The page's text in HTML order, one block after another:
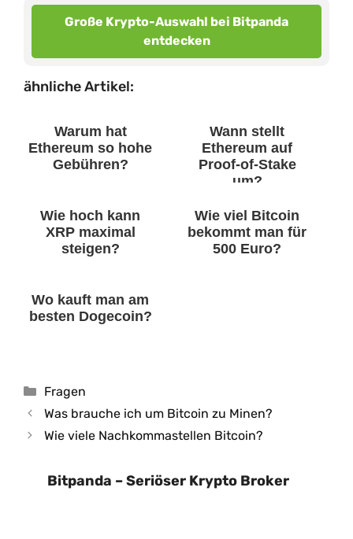
Große Krypto-Auswahl bei Bitpanda
entdecken
ähnliche Artikel:
Warum hat
Ethereum so hohe
Gebühren?
Wann stellt
Ethereum auf
Proof-of-Stake
um?
Wie hoch kann
XRP maximal
steigen?
Wie viel Bitcoin
bekommt man für
500 Euro?
Wo kauft man am
besten Dogecoin?
Kategorien
Fragen
Was brauche ich um Bitcoin zu Minen?
Wie viele Nachkommastellen Bitcoin?
Bitpanda – Seriöser Krypto Broker